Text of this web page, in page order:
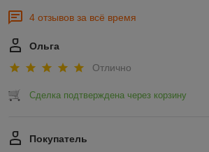
4 отзывов за всё время
Ольга
Отлично
Сделка подтверждена через корзину
Покупатель